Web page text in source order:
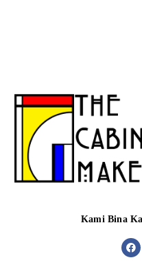
Kami Bina